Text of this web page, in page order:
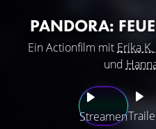
PANDORA:
Ein Actionfilm mit Erika
und
Streamen